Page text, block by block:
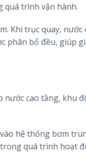
quá trình vận hành.
Khi trục quay,
phân bổ đều, giúp
nước cao tầng, khu
hệ thống bơm
quá trình hoạt